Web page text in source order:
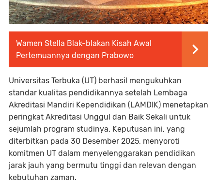
Wamen Stella Blak-blakan Kisah Awal
Pertemuannya dengan Prabowo
Universitas Terbuka (UT) berhasil mengukuhkan
standar kualitas pendidikannya setelah Lembaga
Akreditasi Mandiri Kependidikan (LAMDIK) menetapkan
peringkat Akreditasi Unggul dan Baik Sekali untuk
sejumlah program studinya. Keputusan ini, yang
diterbitkan pada 30 Desember 2025, menyoroti
komitmen UT dalam menyelenggarakan pendidikan
jarak jauh yang bermutu tinggi dan relevan dengan
kebutuhan zaman.